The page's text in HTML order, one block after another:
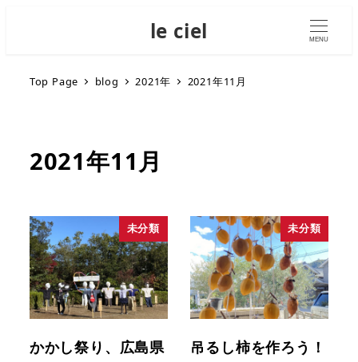
le ciel MENU
Top Page blog 2021年 2021年11月
2021年11月
未分類
かかし祭り、広島県
未分類
吊るし柿を作ろう！